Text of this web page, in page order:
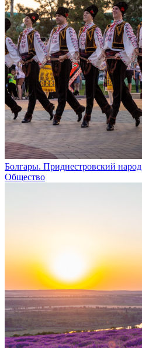
Болгары. Приднестровский народ
Общество